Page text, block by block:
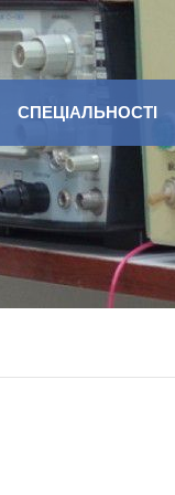
СПЕЦІАЛЬНОСТІ